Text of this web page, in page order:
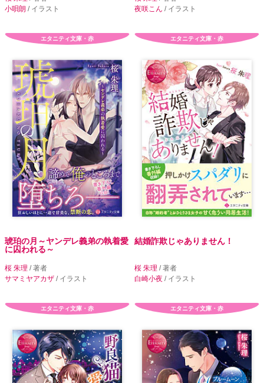
小唄朗 / イラスト
夜咲こん / イラスト
エタニティ文庫・赤
琥珀の月～ヤンデレ義弟の執着愛
に囚われる～
桜 朱理 / 著者
サマミヤアカザ / イラスト
エタニティ文庫・赤
結婚詐欺じゃありません！
桜 朱理 / 著者
白崎小夜 / イラスト
エタニティ文庫・赤 エタニティ文庫・赤